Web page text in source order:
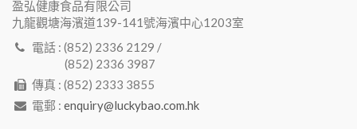
盈弘健康食品有限公司
九龍觀塘海濱道139-141號海濱中心1203室
電話 : (852) 2336 2129 /
(852) 2336 3987
傳真 : (852) 2333 3855
電郵 : enquiry@luckybao.com.hk